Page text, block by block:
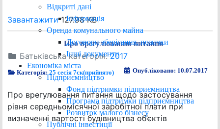
Відкриті дані
Інформація
Оренда комунального майна
Договори зберігання, позички
Інші документи
Економіка міста
Підприємництво
Фонд підтримки підприємництва
Програма підтримки підприємництва
Розвиток малого бізнесу
Публічні інвестиції
Завантажити127.98 KB
Про врегулювання питання
Батьківська категорія:2017
Категорія:25 сесія 7ск(прийнято) Опубліковано: 10.07.2017
Про врегулювання питання щодо застосування
рівня середньомісячної заробітної плати при
визначенні вартості будівництва об’єктів